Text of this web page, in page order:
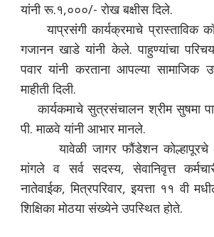
यांनी रू.१,०००/- रोख बक्षीस दिले.
याप्रसंगी कार्यक्रमाचे प्रास्ताविक
गजानन खाडे यांनी केले. पाहुण्यांचा
पवार यांनी करताना आपल्या सामाजिक
माहीती दिली.
कार्यकमाचे सुत्रसंचालन श्रीम सुषमा
पी. माळवे यांनी आभार मानले.
यावेळी जागर फौंडेशन कोल्हापूरचे
मांगले व सर्व सदस्य, सेवानिवृत्त
नातेवाईक, मित्रपरिवार, इयत्ता ११ वी
शिक्षिका मोठया संख्येने उपस्थित होते.